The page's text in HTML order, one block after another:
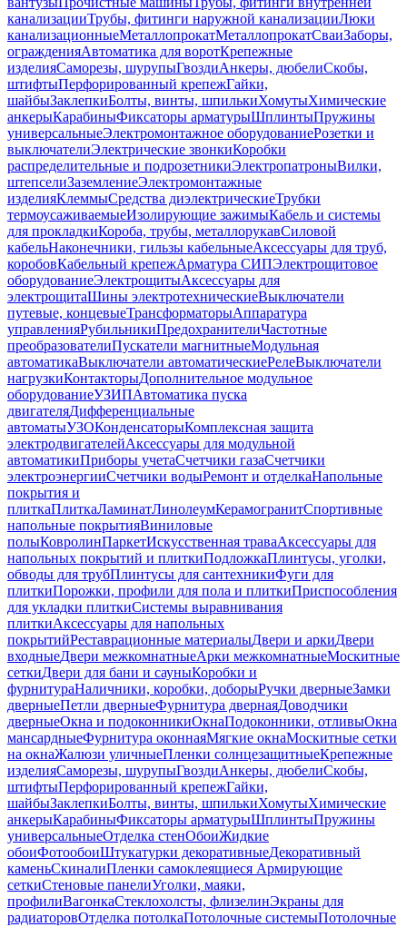
канализацииТрубы, фитинги наружной канализацииЛюки
канализационныеМеталлопрокатМеталлопрокатСваиЗаборы,
огражденияАвтоматика для воротКрепежные
изделияСаморезы, шурупыГвоздиАнкеры, дюбелиСкобы,
штифтыПерфорированный крепежГайки,
шайбыЗаклепкиБолты, винты, шпилькиХомутыХимические
анкерыКарабиныФиксаторы арматурыШплинтыПружины
универсальныеЭлектромонтажное оборудованиеРозетки и
выключателиЭлектрические звонкиКоробки
распределительные и подрозетникиЭлектропатроныВилки,
штепселиЗаземлениеЭлектромонтажные
изделияКлеммыСредства диэлектрическиеТрубки
термоусаживаемыеИзолирующие зажимыКабель и системы
для прокладкиКороба, трубы, металлорукавСиловой
кабельНаконечники, гильзы кабельныеАксессуары для труб,
коробовКабельный крепежАрматура СИПЭлектрощитовое
оборудованиеЭлектрощитыАксессуары для
электрощитаШины электротехническиеВыключатели
путевые, концевыеТрансформаторыАппаратура
управленияРубильникиПредохранителиЧастотные
преобразователиПускатели магнитныеМодульная
автоматикаВыключатели автоматическиеРелеВыключатели
нагрузкиКонтакторыДополнительное модульное
оборудованиеУЗИПАвтоматика пуска
двигателяДифференциальные
автоматыУЗОКонденсаторыКомплексная защита
электродвигателейАксессуары для модульной
автоматикиПриборы учетаСчетчики газаСчетчики
электроэнергииСчетчики водыРемонт и отделкаНапольные
покрытия и
плиткаПлиткаЛаминатЛинолеумКерамогранитСпортивные
напольные покрытияВиниловые
полыКовролинПаркетИскусственная траваАксессуары для
напольных покрытий и плиткиПодложкаПлинтусы, уголки,
обводы для трубПлинтусы для сантехникиФуги для
плиткиПорожки, профили для пола и плиткиПриспособления
для укладки плиткиСистемы выравнивания
плиткиАксессуары для напольных
покрытийРеставрационные материалыДвери и аркиДвери
входныеДвери межкомнатныеАрки межкомнатныеМоскитные
сеткиДвери для бани и сауныКоробки и
фурнитураНаличники, коробки, доборыРучки дверныеЗамки
дверныеПетли дверныеФурнитура двернаяДоводчики
дверныеОкна и подоконникиОкнаПодоконники, отливыОкна
мансардныеФурнитура оконнаяМягкие окнаМоскитные сетки
на окнаЖалюзи уличныеПленки солнцезащитныеКрепежные
изделияСаморезы, шурупыГвоздиАнкеры, дюбелиСкобы,
штифтыПерфорированный крепежГайки,
шайбыЗаклепкиБолты, винты, шпилькиХомутыХимические
анкерыКарабиныФиксаторы арматурыШплинтыПружины
универсальныеОтделка стенОбоиЖидкие
обоиФотообоиШтукатурки декоративныеДекоративный
каменьСкиналиПленки самоклеящиеся Армирующие
сеткиСтеновые панелиУголки, маяки,
профилиВагонкаСтеклохолсты, флизелинЭкраны для
радиаторовОтделка потолкаПотолочные системыПотолочные